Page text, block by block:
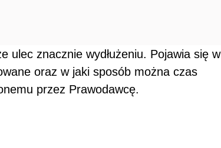
ulec znacznie wydłużeniu. Pojawia się w
oraz w jaki sposób można czas
przez Prawodawcę.